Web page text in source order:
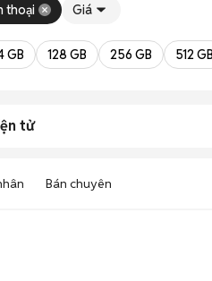
thoại Giá
GB 128 GB 256 GB 512 GB
tử
Bán chuyên